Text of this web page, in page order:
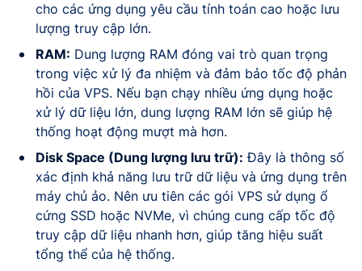
cho các ứng dụng yêu cầu tính toán cao hoặc lưu
lượng truy cập lớn.
RAM: Dung lượng RAM đóng vai trò quan trọng
trong việc xử lý đa nhiệm và đảm bảo tốc độ phản
hồi của VPS. Nếu bạn chạy nhiều ứng dụng hoặc
xử lý dữ liệu lớn, dung lượng RAM lớn sẽ giúp hệ
thống hoạt động mượt mà hơn.
Disk Space (Dung lượng lưu trữ): Đây là thông số
xác định khả năng lưu trữ dữ liệu và ứng dụng trên
máy chủ ảo. Nên ưu tiên các gói VPS sử dụng ổ
cứng SSD hoặc NVMe, vì chúng cung cấp tốc độ
truy cập dữ liệu nhanh hơn, giúp tăng hiệu suất
tổng thể của hệ thống.